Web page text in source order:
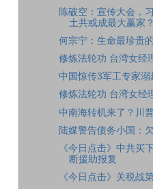
陈破空：宣传大会，
土共或成最大赢家？
何宗宁：生命最珍贵
修炼法轮功 台湾女经
中国惊传3军工专家
修炼法轮功 台湾女经
中南海转机来了？川
陆媒警告债务小国：
《今日点击》中共买
断援助报复
《今日点击》关税战